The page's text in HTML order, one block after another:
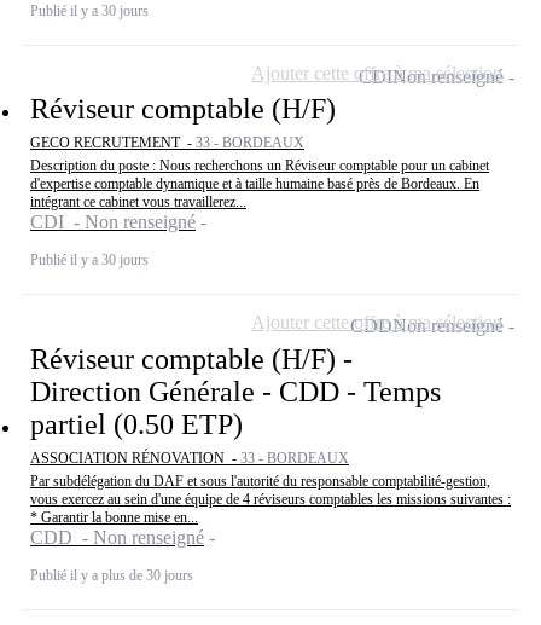
Publié il y a 30 jours
Réviseur comptable (H/F)
GECO RECRUTEMENT - 33 - BORDEAUX
Description du poste : Nous recherchons un Réviseur comptable pour un cabinet
d'expertise comptable dynamique et à taille humaine basé près de Bordeaux. En
intégrant ce cabinet vous travaillerez...
CDI - Non renseigné
Publié il y a 30 jours
CDINon renseigné
Ajouter cette offre à ma sélection
Réviseur comptable (H/F) -
Direction Générale - CDD - Temps
partiel (0.50 ETP)
ASSOCIATION RÉNOVATION - 33 - BORDEAUX
Par subdélégation du DAF et sous l'autorité du responsable comptabilité-gestion,
vous exercez au sein d'une équipe de 4 réviseurs comptables les missions suivantes :
* Garantir la bonne mise en...
CDD - Non renseigné
Publié il y a plus de 30 jours
CDDNon renseigné
Ajouter cette offre à ma sélection